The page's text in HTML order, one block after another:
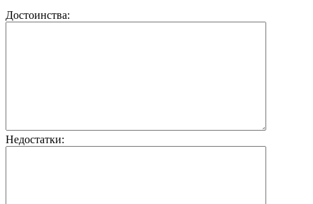
Достоинства:
Недостатки: